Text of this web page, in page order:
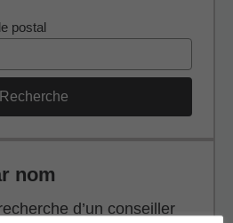
postal
Recherche
nom
d’un conseiller